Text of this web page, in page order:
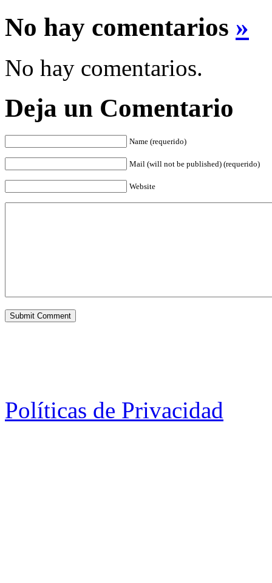
No hay comentarios »
No hay comentarios.
Deja un Comentario
Name (requerido)
Mail (will not be published) (requerido)
Website
Políticas de Privacidad